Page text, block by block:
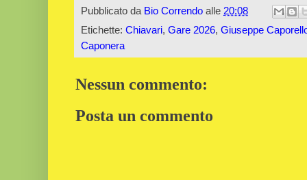
Pubblicato da Bio Correndo alle 20:08
Etichette: Chiavari, Gare 2026, Giuseppe
Caponera
Nessun commento:
Posta un commento